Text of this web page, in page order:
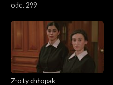
odc. 299
Złoty chłopak